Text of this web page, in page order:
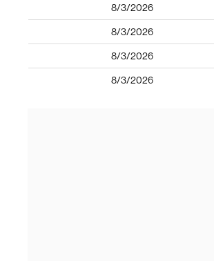
8/3/2026
8/3/2026
8/3/2026
8/3/2026